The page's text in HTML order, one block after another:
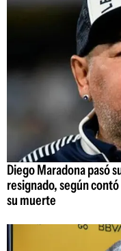
Diego Maradona pasó
resignado, según
su muerte